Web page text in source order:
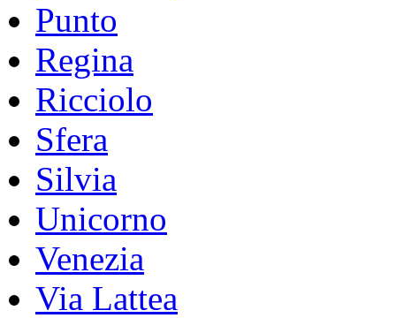
Punto
Regina
Ricciolo
Sfera
Silvia
Unicorno
Venezia
Via Lattea